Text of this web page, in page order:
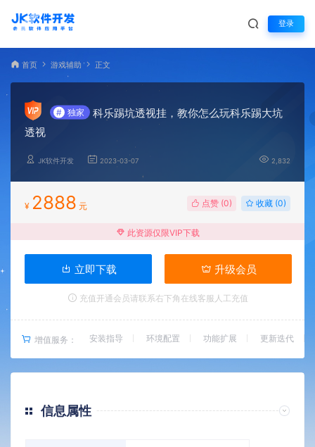
登录
首页 游戏辅助 正文
# 独家
科乐踢坑透视挂，教你怎么玩科乐踢大坑
透视
JK软件开发 2023-03-07 2,832
¥ 2888 元 点赞 (0) 收藏 (0)
此资源仅限VIP下载
立即下载 升级会员
充值开通会员请联系右下角在线客服人工充值
增值服务： 安装指导 环境配置 功能扩展 更新迭代
信息属性